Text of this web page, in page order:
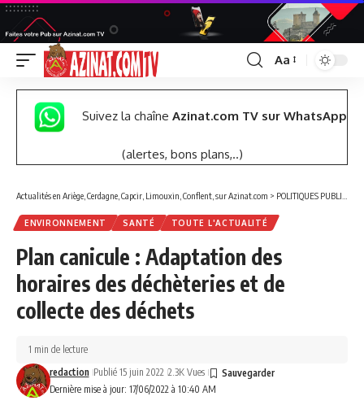
Font
Resizer
Aa
Suivez la chaîne Azinat.com TV sur WhatsApp
(alertes, bons plans,..)
Actualités en Ariège, Cerdagne, Capcir, Limouxin, Conflent, sur Azinat.com > POLITIQUES PUBLIQUES
ENVIRONNEMENT SANTÉ TOUTE L'ACTUALITÉ
Plan canicule : Adaptation des
horaires des déchèteries et de
collecte des déchets
Dernière mise à jour: 17/06/2022 à 10:40 AM
redaction Publié 15 juin 2022 2.3K Vues
1 min de lecture